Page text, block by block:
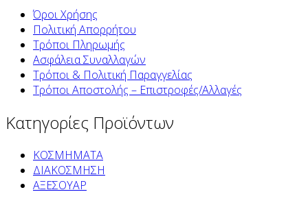
Όροι Χρήσης
Πολιτική Απορρήτου
Τρόποι Πληρωμής
Ασφάλεια Συναλλαγών
Τρόποι & Πολιτική Παραγγελίας
Τρόποι Αποστολής – Επιστροφές/Αλλαγές
Κατηγορίες Προϊόντων
ΚΟΣΜΗΜΑΤΑ
ΔΙΑΚΟΣΜΗΣΗ
ΑΞΕΣΟΥΑΡ